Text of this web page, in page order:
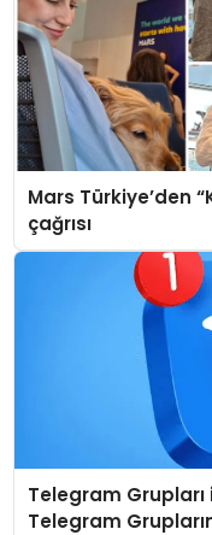
Mars Türkiye’den
çağrısı
Telegram Grupları
Telegram